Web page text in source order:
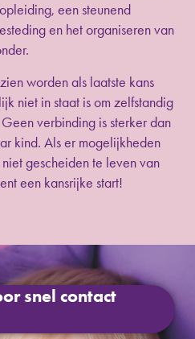
een steunend
en het organiseren van
worden als laatste kans
niet in staat is om zelfstandig
verbinding is sterker dan
kind. Als er mogelijkheden
gescheiden te leven van
een kansrijke start!
snel contact